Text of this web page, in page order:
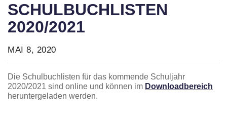
SCHULBUCHLISTEN
2020/2021
MAI 8, 2020
Die Schulbuchlisten für das kommende Schuljahr
2020/2021 sind online und können im Downloadbereich
heruntergeladen werden.